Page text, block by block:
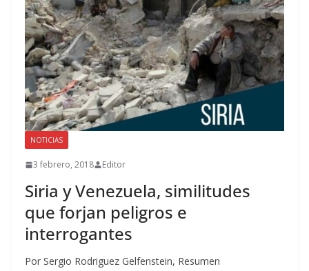
NOTICIAS
3 febrero, 2018 Editor
Siria y Venezuela, similitudes
que forjan peligros e
interrogantes
Por Sergio Rodriguez Gelfenstein, Resumen